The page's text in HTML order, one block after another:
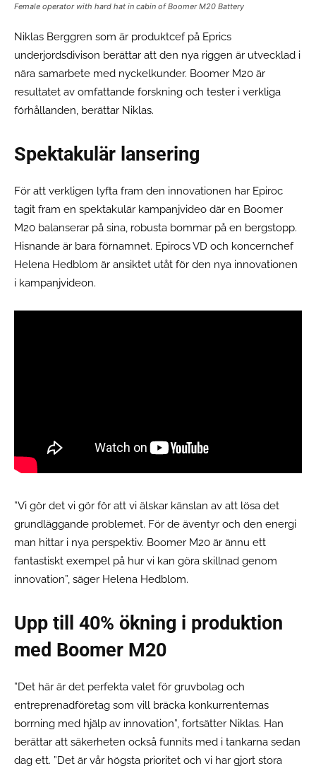
Female operator with hard hat in cabin of Boomer M20 Battery
Niklas Berggren som är produktcef på Eprics
underjordsdivison berättar att den nya riggen är utvecklad i
nära samarbete med nyckelkunder. Boomer M20 är
resultatet av omfattande forskning och tester i verkliga
förhållanden, berättar Niklas.
Spektakulär lansering
För att verkligen lyfta fram den innovationen har Epiroc
tagit fram en spektakulär kampanjvideo där en Boomer
M20 balanserar på sina, robusta bommar på en bergstopp.
Hisnande är bara förnamnet. Epirocs VD och koncernchef
Helena Hedblom är ansiktet utåt för den nya innovationen
i kampanjvideon.
”Vi gör det vi gör för att vi älskar känslan av att lösa det
grundläggande problemet. För de äventyr och den energi
man hittar i nya perspektiv. Boomer M20 är ännu ett
fantastiskt exempel på hur vi kan göra skillnad genom
innovation”, säger Helena Hedblom.
Upp till 40% ökning i produktion
med Boomer M20
”Det här är det perfekta valet för gruvbolag och
entreprenadföretag som vill bräcka konkurrenternas
borrning med hjälp av innovation”, fortsätter Niklas. Han
berättar att säkerheten också funnits med i tankarna sedan
dag ett. ”Det är vår högsta prioritet och vi har gjort stora